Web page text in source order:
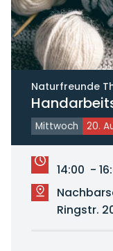
Naturfreunde
Mittwoch 20.
14:00 -
Ringstr.